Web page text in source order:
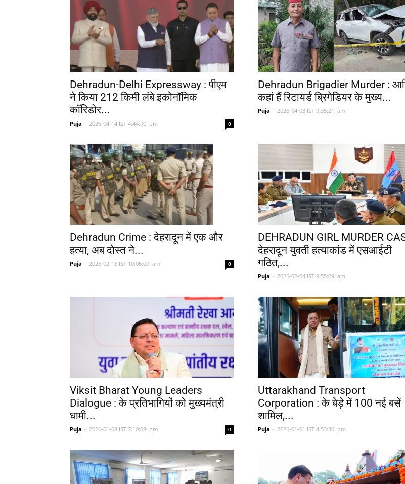
Dehradun-Delhi Expressway : पीएम
ने किया 212 किमी लंबे इकोनॉमिक
कॉरिडोर...
Puja - 2026-04-14 IST 4:44:00: pm 0
Dehradun Brigadier Murder :
कहां हैं रिटायर्ड ब्रिगेडियर के मुख्य...
Puja - 2026-04-03 IST 9:35:21: am
Dehradun Crime : देहरादून में एक और
हत्या, अब दोस्त ने...
Puja - 2026-02-18 IST 10:06:00: am 0
DEHRADUN GIRL MURDER
देहरादून युवती हत्याकांड में एसआईटी
गठित,...
Puja - 2026-02-04 IST 9:55:09: am
Viksit Bharat Young Leaders
Dialogue : के प्रतिभागियों को मुख्यमंत्री
धामी...
Puja - 2026-01-08 IST 7:10:08: pm 0
Uttarakhand Transport
Corporation : के बेड़े में 100 नई बसें
शामिल,...
Puja - 2026-01-01 IST 4:53:30: pm